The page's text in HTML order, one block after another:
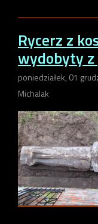
Rycerz z
wydobyty
poniedziałek, 01
Michalak